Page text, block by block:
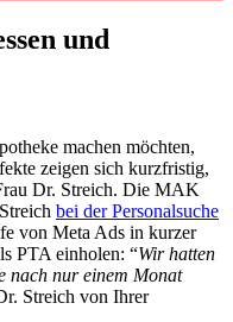
und
machen möchten,
zeigen sich kurzfristig,
Dr. Streich. Die MAK
bei der Personalsuche
von Meta Ads in kurzer
PTA einholen: “Wir hatten
nach nur einem Monat
Streich von Ihrer